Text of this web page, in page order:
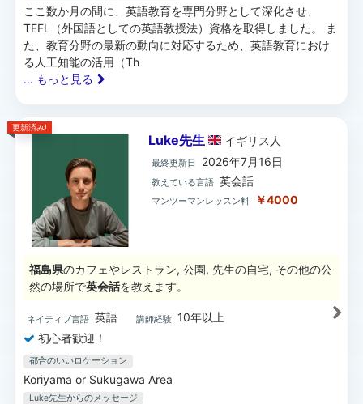
ここ数か月の間に、英語教育を専門分野として深化させ、
TEFL（外国語としての英語教授法）資格を取得しました。 ま
た、教育分野の最新の動向に対応するため、英語教育におけ
る人工知能の活用（Th
... もっと見る
更新済み!
Luke先生 イギリス 人
最終更新日 2026年7月16日
教えている言語 英会話
マンツーマンレッスン料 ￥4000
福島県のカフェやレストラン, 公園, 先生の自宅, その他の公
然の場所で英会話を教えます。
ネイティブ言語 英語 講師経験 10年以上
初心者歓迎！
都合のいいロケーション
Koriyama or Sukugawa Area
Luke先生からのメッセージ